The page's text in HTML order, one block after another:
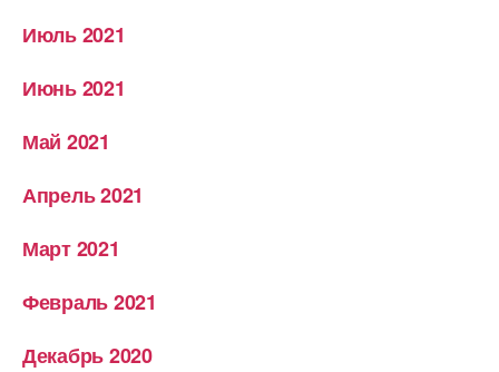
Июль 2021
Июнь 2021
Май 2021
Апрель 2021
Март 2021
Февраль 2021
Декабрь 2020